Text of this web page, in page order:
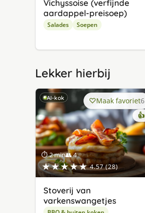
Vichyssoise (verfijnde
aardappel-preisoep)
Salades Soepen
Lekker hierbij
AI-kok
⏱ 2 min👥 4
★★★★★ 4.57 (28)
Maak favoriet6
👍
Stoverij van
varkenswangetjes